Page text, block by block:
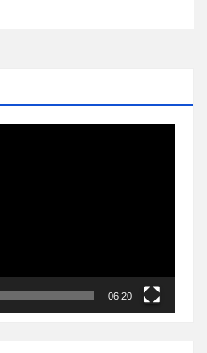
06:20